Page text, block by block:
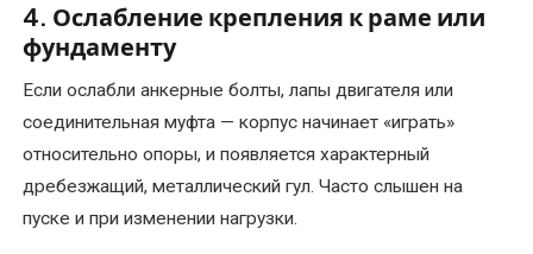
тяговых
двигателей
Срочный
ремонт
4. Ослабление крепления к раме или
фундаменту
Если ослабли анкерные болты, лапы двигателя или
соединительная муфта — корпус начинает «играть»
относительно опоры, и появляется характерный
дребезжащий, металлический гул. Часто слышен на
пуске и при изменении нагрузки.